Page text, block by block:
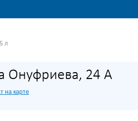
л
Онуфриева, 24 А
на карте